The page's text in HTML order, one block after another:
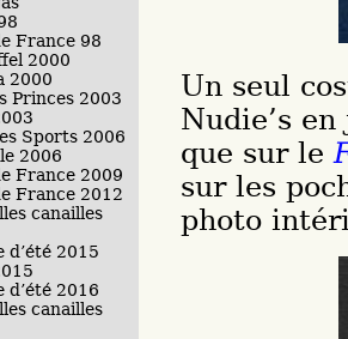
Un seul
Nudie’s
que sur le
sur les
photo
France 98
2000
2000
Princes 2003
Sports 2006
2006
France 2009
France 2012
canailles
d’été 2015
d’été 2016
canailles